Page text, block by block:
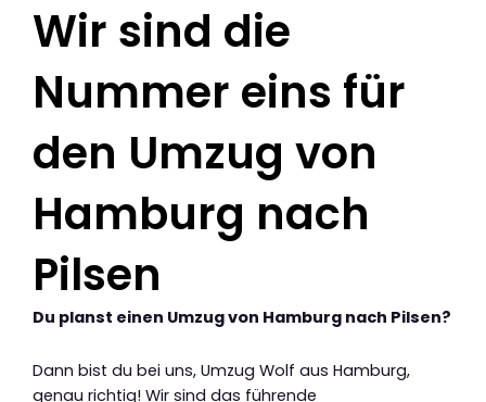
Wir sind die
Nummer eins für
den Umzug von
Hamburg nach
Pilsen
Du planst einen Umzug von Hamburg nach Pilsen?
Dann bist du bei uns, Umzug Wolf aus Hamburg,
genau richtig! Wir sind das führende